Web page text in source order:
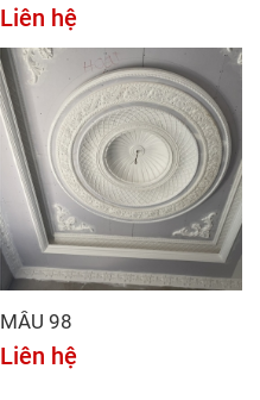
Liên hệ
MẪU 98
Liên hệ